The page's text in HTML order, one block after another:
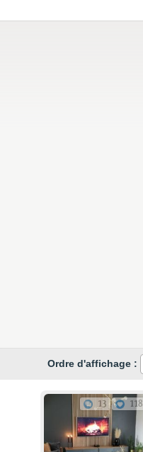
Ordre d'affichage :
13 118